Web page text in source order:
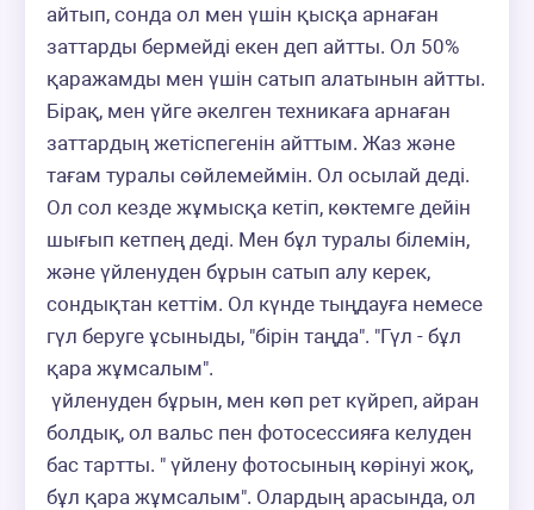
айтып, сонда ол мен үшін қысқа арнаған
заттарды бермейді екен деп айтты. Ол 50%
қаражамды мен үшін сатып алатынын айтты.
Бірақ, мен үйге әкелген техникаға арнаған
заттардың жетіспегенін айттым. Жаз және
тағам туралы сөйлемеймін. Ол осылай деді.
Ол сол кезде жұмысқа кетіп, көктемге дейін
шығып кетпең деді. Мен бұл туралы білемін,
және үйленуден бұрын сатып алу керек,
сондықтан кеттім. Ол күнде тыңдауға немесе
гүл беруге ұсыныды, "бірін таңда". "Гүл - бұл
қара жұмсалым".
болдық, ол вальс пен фотосессияға келуден
бас тартты. " үйлену фотосының көрінуі жоқ,
бұл қара жұмсалым". Олардың арасында, ол